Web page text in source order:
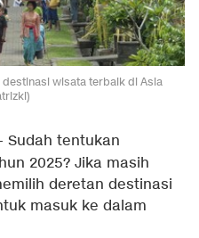
wisata terbaik di Asia
Sudah tentukan
2025? Jika masih
deretan destinasi
masuk ke dalam